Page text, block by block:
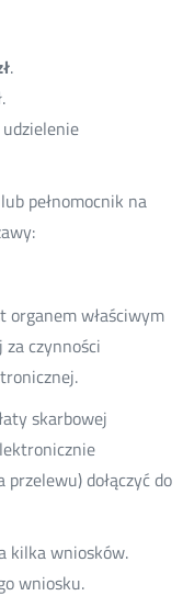
.
pełnomocnik na
organem właściwym
czynności
skarbowej
dołączyć do
kilka wniosków.
wniosku.